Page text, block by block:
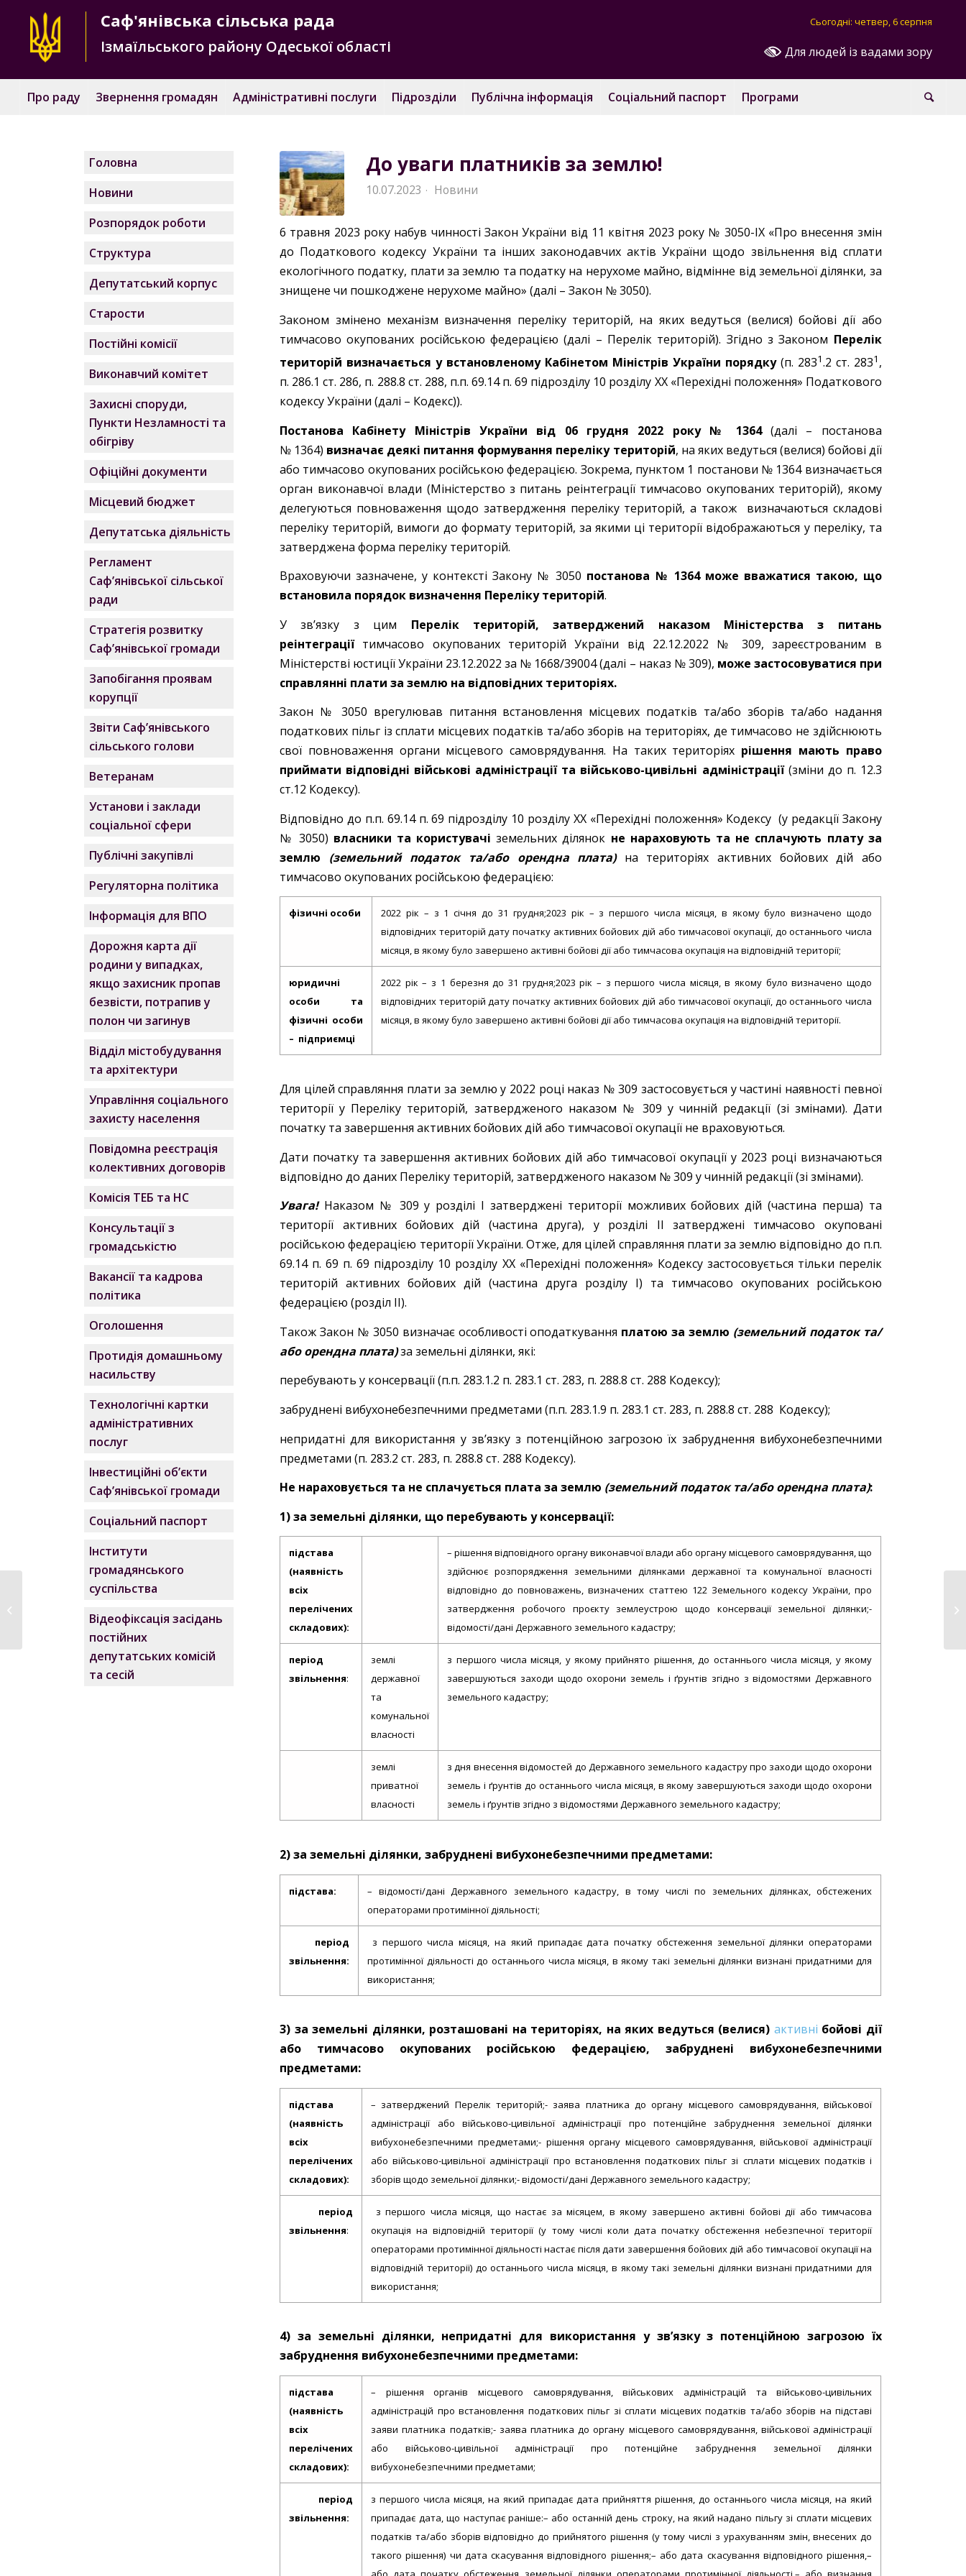
Для людей із вадами зору
Сьогодні: четвер, 6 серпня
Саф'янівська сільська рада
Ізмаїльського району Одеської області
Про раду Звернення громадян Адміністративні послуги Підрозділи Публічна інформація Соціальний паспорт Програми
До уваги платників за землю!
10.07.2023 · Новини
6 травня 2023 року набув чинності Закон України від 11 квітня 2023 року № 3050-ІХ «Про внесення змін
до Податкового кодексу України та інших законодавчих актів України щодо звільнення від сплати
екологічного податку, плати за землю та податку на нерухоме майно, відмінне від земельної ділянки, за
знищене чи пошкоджене нерухоме майно» (далі – Закон № 3050).
Законом змінено механізм визначення переліку територій, на яких ведуться (велися) бойові дії або
тимчасово окупованих російською федерацією (далі – Перелік територій). Згідно з Законом Перелік
територій визначається у встановленому Кабінетом Міністрів України порядку(п. 2831.2 ст. 2831 ,
п. 286.1 ст. 286, п. 288.8 ст. 288, п.п. 69.14 п. 69 підрозділу 10 розділу ХХ «Перехідні положення» Податкового
кодексу України (далі – Кодекс)).
Постанова Кабінету Міністрів України від 06 грудня 2022 року № 1364(далі – постанова
№ 1364) визначає деякі питання формування переліку територій, на яких ведуться (велися) бойові дії
або тимчасово окупованих російською федерацією. Зокрема, пунктом 1 постанови № 1364 визначається
орган виконавчої влади (Міністерство з питань реінтеграції тимчасово окупованих територій), якому
делегуються повноваження щодо затвердження переліку територій, а також визначаються складові
переліку територій, вимоги до формату територій, за якими ці території відображаються у переліку, та
затверджена форма переліку територій.
Враховуючи зазначене, у контексті Закону № 3050 постанова № 1364 може вважатися такою, що
встановила порядок визначення Переліку територій.
У зв’язку з цим Перелік територій, затверджений наказом Міністерства з питань
реінтеграціїтимчасово окупованих територій України від 22.12.2022 № 309, зареєстрованим в
Міністерстві юстиції України 23.12.2022 за № 1668/39004 (далі – наказ № 309), може застосовуватися при
справлянні плати за землю на відповідних територіях.
Закон № 3050 врегулював питання встановлення місцевих податків та/або зборів та/або надання
податкових пільг із сплати місцевих податків та/або зборів на територіях, де тимчасово не здійснюють
свої повноваження органи місцевого самоврядування. На таких територіях рішення мають право
приймати відповідні військові адміністрації та військово-цивільні адміністрації(зміни до п. 12.3
ст.12 Кодексу).
Відповідно до п.п. 69.14 п. 69 підрозділу 10 розділу ХХ «Перехідні положення» Кодексу (у редакції Закону
№ 3050) власники та користувачі земельних ділянок не нараховують та не сплачують плату за
землю
(земельний податок та/або орендна плата)на територіях активних бойових дій або
тимчасово окупованих російською федерацією:
фізичні особи
2022 рік – з 1 січня до 31 грудня;2023 рік – з першого числа місяця, в якому було визначено щодо
відповідних територій дату початку активних бойових дій або тимчасової окупації, до останнього числа
місяця, в якому було завершено активні бойові дії або тимчасова окупація на відповідній території;
юридичні
особи та
фізичні особи
– підприємці
2022 рік – з 1 березня до 31 грудня;2023 рік – з першого числа місяця, в якому було визначено щодо
відповідних територій дату початку активних бойових дій або тимчасової окупації, до останнього числа
місяця, в якому було завершено активні бойові дії або тимчасова окупація на відповідній території.
Для цілей справляння плати за землю у 2022 році наказ № 309 застосовується у частині наявності певної
території у Переліку територій, затвердженого наказом № 309 у чинній редакції (зі змінами). Дати
початку та завершення активних бойових дій або тимчасової окупації не враховуються.
Дати початку та завершення активних бойових дій або тимчасової окупації у 2023 році визначаються
відповідно до даних Переліку територій, затвердженого наказом № 309 у чинній редакції (зі змінами).
Увага!Наказом № 309 у розділі І затверджені території можливих бойових дій (частина перша) та
території активних бойових дій (частина друга), у розділі ІІ затверджені тимчасово окуповані
російською федерацією території України. Отже, для цілей справляння плати за землю відповідно до п.п.
69.14 п. 69 п. 69 підрозділу 10 розділу ХХ «Перехідні положення» Кодексу застосовується тільки перелік
територій активних бойових дій (частина друга розділу І) та тимчасово окупованих російською
федерацією (розділ ІІ).
Також Закон № 3050 визначає особливості оподаткування платою за землю (земельний податок та/
або орендна плата)за земельні ділянки, які:
перебувають у консервації (п.п. 283.1.2 п. 283.1 ст. 283, п. 288.8 ст. 288 Кодексу);
забруднені вибухонебезпечними предметами (п.п. 283.1.9 п. 283.1 ст. 283, п. 288.8 ст. 288 Кодексу);
непридатні для використання у зв’язку з потенційною загрозою їх забруднення вибухонебезпечними
предметами (п. 283.2 ст. 283, п. 288.8 ст. 288 Кодексу).
Не нараховується та не сплачується плата за землю (земельний податок та/або орендна плата):
1) за земельні ділянки, що перебувають у консервації:
підстава
(наявність
всіх
перелічених
складових):
– рішення відповідного органу виконавчої влади або органу місцевого самоврядування, що
здійснює розпорядження земельними ділянками державної та комунальної власності
відповідно до повноважень, визначених статтею 122 Земельного кодексу України, про
затвердження робочого проєкту землеустрою щодо консервації земельної ділянки;-
відомості/дані Державного земельного кадастру;
період
звільнення:
землі
державної
та
комунальної
власності
з першого числа місяця, у якому прийнято рішення, до останнього числа місяця, у якому
завершуються заходи щодо охорони земель і ґрунтів згідно з відомостями Державного
земельного кадастру;
землі
приватної
власності
з дня внесення відомостей до Державного земельного кадастру про заходи щодо охорони
земель і ґрунтів до останнього числа місяця, в якому завершуються заходи щодо охорони
земель і ґрунтів згідно з відомостями Державного земельного кадастру;
2) за земельні ділянки, забруднені вибухонебезпечними предметами:
підстава:
– відомості/дані Державного земельного кадастру, в тому числі по земельних ділянках, обстежених
операторами протимінної діяльності;
період
звільнення:
з першого числа місяця, на який припадає дата початку обстеження земельної ділянки операторами
протимінної діяльності до останнього числа місяця, в якому такі земельні ділянки визнані придатними для
використання;
3) за земельні ділянки, розташовані на територіях, на яких ведуться (велися) активні бойові дії
або тимчасово окупованих російською федерацією, забруднені вибухонебезпечними
предметами:
підстава
(наявність
всіх
перелічених
складових):
– затверджений Перелік територій;- заява платника до органу місцевого самоврядування, військової
адміністрації або військово-цивільної адміністрації про потенційне забруднення земельної ділянки
вибухонебезпечними предметами;- рішення органу місцевого самоврядування, військової адміністрації
або військово-цивільної адміністрації про встановлення податкових пільг зі сплати місцевих податків і
зборів щодо земельної ділянки;- відомості/дані Державного земельного кадастру;
період
звільнення:
з першого числа місяця, що настає за місяцем, в якому завершено активні бойові дії або тимчасова
окупація на відповідній території (у тому числі коли дата початку обстеження небезпечної території
операторами протимінної діяльності настає після дати завершення бойових дій або тимчасової окупації на
відповідній території) до останнього числа місяця, в якому такі земельні ділянки визнані придатними для
використання;
4) за земельні ділянки, непридатні для використання у зв’язку з потенційною загрозою їх
забруднення вибухонебезпечними предметами:
підстава
(наявність
всіх
перелічених
складових):
– рішення органів місцевого самоврядування, військових адміністрацій та військово-цивільних
адміністрацій про встановлення податкових пільг зі сплати місцевих податків та/або зборів на підставі
заяви платника податків;- заява платника до органу місцевого самоврядування, військової адміністрації
або військово-цивільної адміністрації про потенційне забруднення земельної ділянки
вибухонебезпечними предметами;
період
звільнення:
з першого числа місяця, на який припадає дата прийняття рішення, до останнього числа місяця, на який
припадає дата, що наступає раніше:– або останній день строку, на який надано пільгу зі сплати місцевих
податків та/або зборів відповідно до прийнятого рішення (у тому числі з урахуванням змін, внесених до
такого рішення) чи дата скасування відповідного рішення;– або дата скасування відповідного рішення,–
Головна
Новини
Розпорядок роботи
Структура
Депутатський корпус
Старости
Постійні комісії
Виконавчий комітет
Захисні споруди,
Пункти Незламності та
обігріву
Офіційні документи
Місцевий бюджет
Депутатська діяльність
Регламент
Саф’янівської сільської
ради
Стратегія розвитку
Саф’янівської громади
Запобігання проявам
корупції
Звіти Саф’янівського
сільського голови
Ветеранам
Установи і заклади
соціальної сфери
Публічні закупівлі
Регуляторна політика
Інформація для ВПО
Дорожня карта дії
родини у випадках,
якщо захисник пропав
безвісти, потрапив у
полон чи загинув
Відділ містобудування
та архітектури
Управління соціального
захисту населення
Повідомна реєстрація
колективних договорів
Комісія ТЕБ та НС
Консультації з
громадськістю
Вакансії та кадрова
політика
Оголошення
Протидія домашньому
насильству
Технологічні картки
адміністративних
послуг
Інвестиційні об’єкти
Саф’янівської громади
Соціальний паспорт
Інститути
громадянського
суспільства
Відеофіксація засідань
постійних
депутатських комісій
та сесій
відзначила 194-річчя